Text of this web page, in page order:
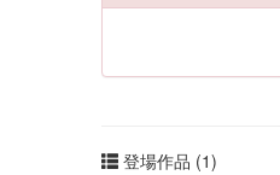
登場作品 (1)